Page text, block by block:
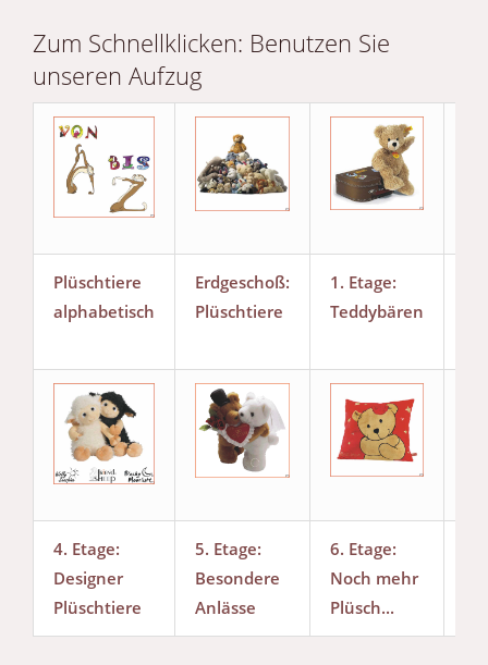
Zum Schnellklicken: Benutzen Sie
unseren Aufzug
Plüschtiere
alphabetisch
Erdgeschoß:
Plüschtiere
1. Etage:
Teddybären
4. Etage:
Designer
Plüschtiere
5. Etage:
Besondere
Anlässe
6. Etage:
Noch mehr
Plüsch...